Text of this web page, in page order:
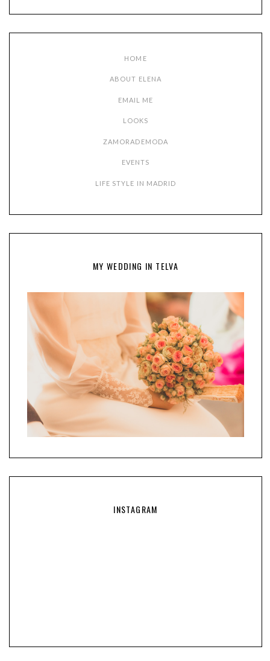
HOME
ABOUT ELENA
EMAIL ME
LOOKS
ZAMORADEMODA
EVENTS
LIFE STYLE IN MADRID
MY WEDDING IN TELVA
INSTAGRAM